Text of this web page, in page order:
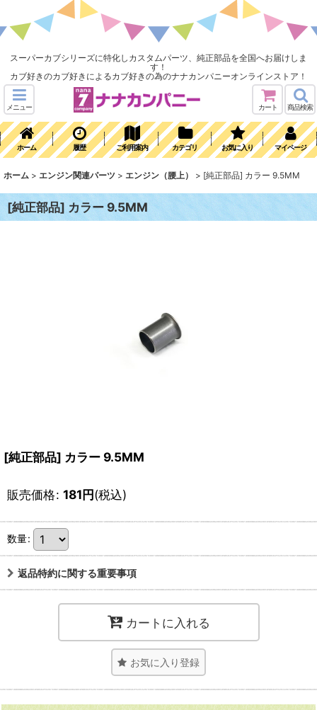
スーパーカブシリーズに特化しカスタムパーツ、純正部品を全国へお届けしま
す！
カブ好きのカブ好きによるカブ好きの為のナナカンパニーオンラインストア！
メニュー カート 商品検索
ホーム 履歴 ご利用案内 カテゴリ お気に入り マイページ
ホーム > エンジン関連パーツ > エンジン（腰上） > [純正部品] カラー 9.5MM
[純正部品] カラー 9.5MM
[純正部品] カラー 9.5MM
販売価格: 181円(税込)
数量:
返品特約に関する重要事項
カートに入れる
お気に入り登録